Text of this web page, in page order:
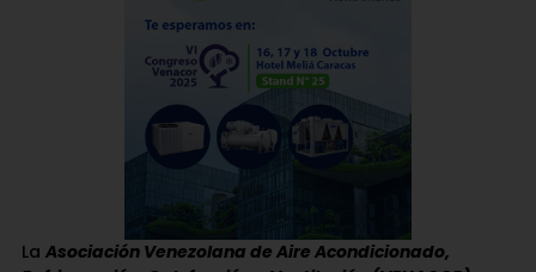
La Asociación Venezolana de Aire Acondicionado,